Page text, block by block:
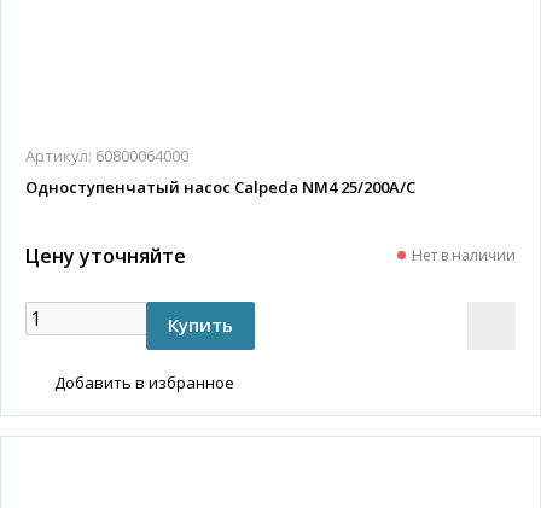
Артикул: 60800064000
Одноступенчатый насос Calpeda NM4 25/200A/C
Цену уточняйте Нет в наличии
Добавить в избранное